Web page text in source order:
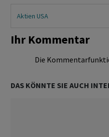
Aktien USA
Ihr Kommentar
Die
DAS KÖNNTE SIE AUCH